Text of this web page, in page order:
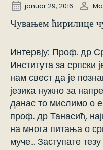
januar 29, 2016
Чувањем ћирилице
Интервју: Проф. др
Института за
нам свест да је
језика нужно за
данас то мислимо о
проф. др Танасић,
на многа питања о
муче… Заступате тезу